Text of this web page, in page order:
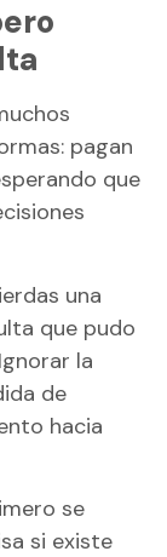
pagan
que
una
que pudo
la
de
hacia
se
si existe